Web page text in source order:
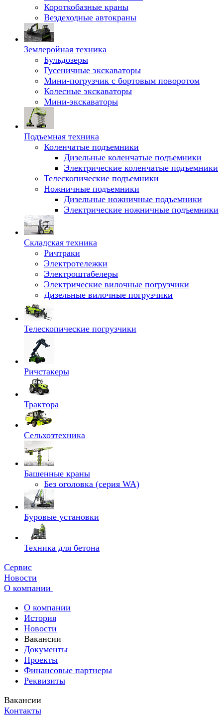
Короткобазные краны
Вездеходные автокраны
Землеройная техника
Бульдозеры
Гусеничные экскаваторы
Мини-погрузчик с бортовым поворотом
Колесные экскаваторы
Мини-экскаваторы
Подъемная техника
Коленчатые подъемники
Дизельные коленчатые подъемники
Электрические коленчатые подъемники
Телескопические подъемники
Ножничные подъемники
Дизельные ножничные подъемники
Электрические ножничные подъемники
Складская техника
Ричтраки
Электротележки
Электроштабелеры
Электрические вилочные погрузчики
Дизельные вилочные погрузчики
Телескопические погрузчики
Ричстакеры
Трактора
Сельхозтехника
Башенные краны
Без оголовка (серия WA)
Буровые установки
Техника для бетона
Сервис
Новости
О компании
О компании
История
Новости
Вакансии
Документы
Проекты
Финансовые партнеры
Реквизиты
Вакансии
Контакты